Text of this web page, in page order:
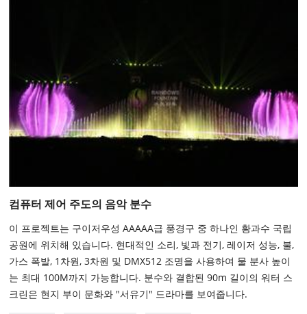
컴퓨터 제어 주도의 음악 분수
이 프로젝트는 구이저우성 AAAAA급 풍경구 중 하나인 황과수 국립
공원에 위치해 있습니다. 현대적인 소리, 빛과 전기, 레이저 성능, 불,
가스 폭발, 1차원, 3차원 및 DMX512 조명을 사용하여 물 분사 높이
는 최대 100M까지 가능합니다. 분수와 결합된 90m 길이의 워터 스
크린은 현지 부이 문화와 "서유기" 드라마를 보여줍니다.